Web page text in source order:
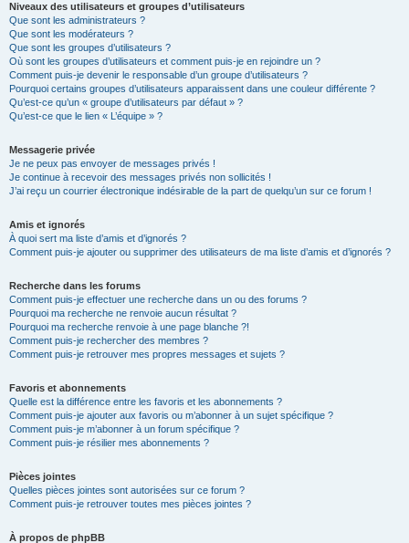
Niveaux des utilisateurs et groupes d’utilisateurs
Que sont les administrateurs ?
Que sont les modérateurs ?
Que sont les groupes d’utilisateurs ?
Où sont les groupes d’utilisateurs et comment puis-je en rejoindre un ?
Comment puis-je devenir le responsable d’un groupe d’utilisateurs ?
Pourquoi certains groupes d’utilisateurs apparaissent dans une couleur différente ?
Qu’est-ce qu’un « groupe d’utilisateurs par défaut » ?
Qu’est-ce que le lien « L’équipe » ?
Messagerie privée
Je ne peux pas envoyer de messages privés !
Je continue à recevoir des messages privés non sollicités !
J’ai reçu un courrier électronique indésirable de la part de quelqu’un sur ce forum !
Amis et ignorés
À quoi sert ma liste d’amis et d’ignorés ?
Comment puis-je ajouter ou supprimer des utilisateurs de ma liste d’amis et d’ignorés ?
Recherche dans les forums
Comment puis-je effectuer une recherche dans un ou des forums ?
Pourquoi ma recherche ne renvoie aucun résultat ?
Pourquoi ma recherche renvoie à une page blanche ?!
Comment puis-je rechercher des membres ?
Comment puis-je retrouver mes propres messages et sujets ?
Favoris et abonnements
Quelle est la différence entre les favoris et les abonnements ?
Comment puis-je ajouter aux favoris ou m’abonner à un sujet spécifique ?
Comment puis-je m’abonner à un forum spécifique ?
Comment puis-je résilier mes abonnements ?
Pièces jointes
Quelles pièces jointes sont autorisées sur ce forum ?
Comment puis-je retrouver toutes mes pièces jointes ?
À propos de phpBB